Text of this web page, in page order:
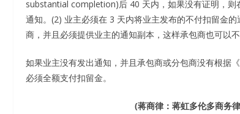
substantial completion)后 40 天内，如果没有证明，则
通知。(2) 业主必须在 3 天内将业主发布的不付扣留金
商，并且必须提供业主的通知副本，这样承包商也可以不
如果业主没有发出通知，并且承包商或分包商没有根据
必须全额支付扣留金。
(蒋商律：蒋虹多伦多商务